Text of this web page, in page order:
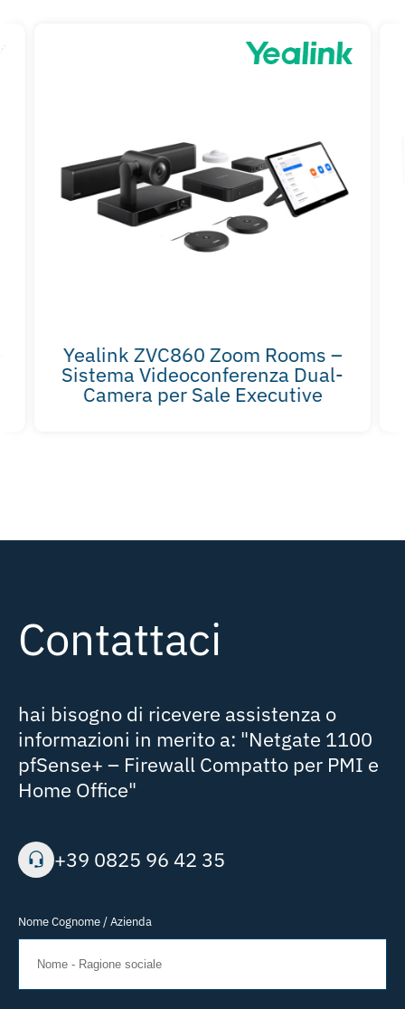
Yealink ZVC860 Zoom Rooms –
Sistema Videoconferenza Dual-
Camera per Sale Executive
Contattaci
hai bisogno di ricevere assistenza o
informazioni in merito a: "Netgate 1100
pfSense+ – Firewall Compatto per PMI e
Home Office"
+39 0825 96 42 35
Nome Cognome / Azienda